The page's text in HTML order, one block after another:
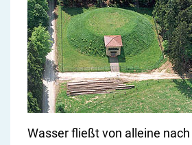
Wasser fließt von alleine